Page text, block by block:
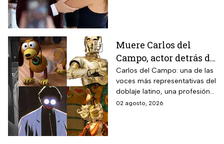
Muere Carlos del
Campo, actor detrás de
la voz detrás de
Slinky y C-3P0 en
México
Carlos del Campo: una de las
voces más representativas del
doblaje latino, una profesión
en la que Mexico es referente
02 agosto, 2026